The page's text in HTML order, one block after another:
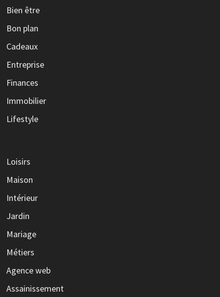
Bien être
Bon plan
Cadeaux
Entreprise
Finances
Immobilier
Lifestyle
Loisirs
Maison
Intérieur
Jardin
Mariage
Métiers
Agence web
Assainissement